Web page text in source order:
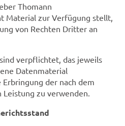
Thomann
Material zur Verfügung stellt,
von Rechten Dritter an
verpflichtet, das jeweils
Datenmaterial
der nach dem
zu verwenden.